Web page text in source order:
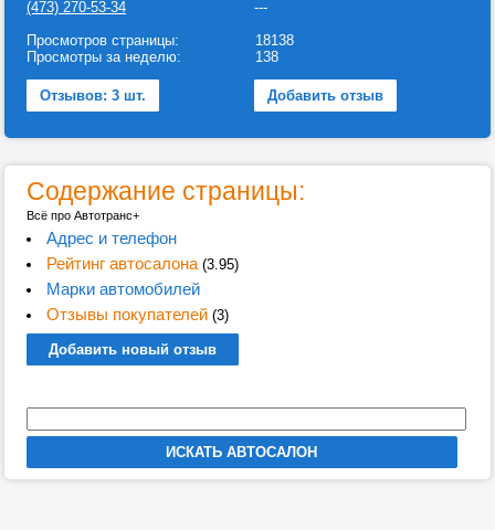
(473) 270-53-34
---
Просмотров страницы:
Просмотры за неделю:
18138
138
Отзывов: 3 шт. Добавить отзыв
Содержание страницы:
Всё про Автотранс+
Адрес и телефон
Рейтинг автосалона(3.95)
Марки автомобилей
Отзывы покупателей(3)
Добавить новый отзыв